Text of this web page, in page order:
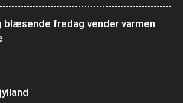
blæsende fredag vender varmen